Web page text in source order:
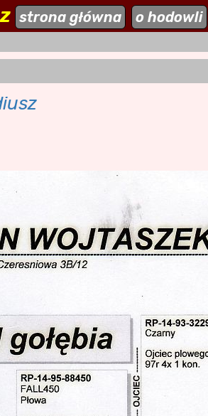
aktualności
strona główna o hodowli